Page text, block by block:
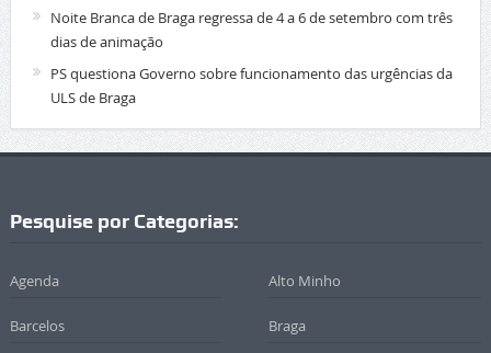
Noite Branca de Braga regressa de 4 a 6 de setembro com três
dias de animação
PS questiona Governo sobre funcionamento das urgências da
ULS de Braga
Pesquise por Categorias:
Agenda Alto Minho
Barcelos Braga